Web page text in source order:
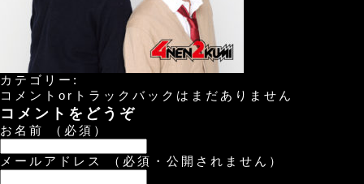
カテゴリー:
コメントorトラックバックはまだありません
コメントをどうぞ
お名前 （必須）
メールアドレス （必須・公開されません）